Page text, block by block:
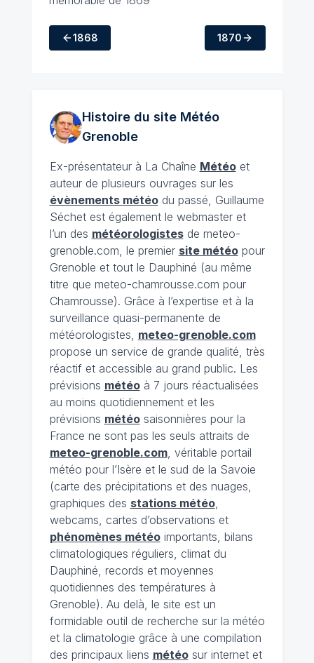
1868 1870
Histoire du site Météo
Grenoble
Ex-présentateur à La Chaîne Météoet
auteur de plusieurs ouvrages sur les
évènements météodu passé, Guillaume
Séchet est également le webmaster et
l’un des météorologistesde meteo-
grenoble.com, le premier site météopour
Grenoble et tout le Dauphiné (au même
titre que meteo-chamrousse.com pour
Chamrousse). Grâce à l’expertise et à la
surveillance quasi-permanente de
météorologistes, meteo-grenoble.com
propose un service de grande qualité, très
réactif et accessible au grand public. Les
prévisions météoà 7 jours réactualisées
au moins quotidiennement et les
prévisions météosaisonnières pour la
France ne sont pas les seuls attraits de
meteo-grenoble.com, véritable portail
météo pour l’Isère et le sud de la Savoie
(carte des précipitations et des nuages,
graphiques des stations météo,
webcams, cartes d’observations et
phénomènes météoimportants, bilans
climatologiques réguliers, climat du
Dauphiné, records et moyennes
quotidiennes des températures à
Grenoble). Au delà, le site est un
formidable outil de recherche sur la météo
et la climatologie grâce à une compilation
des principaux liens météosur internet et